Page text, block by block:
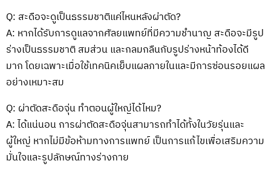
Q: สะดือจะดูเป็นธรรมชาติแค่ไหนหลังผ่าตัด?
A: หากได้รับการดูแลจากศัลยแพทย์ที่มีความชำนาญ สะดือจะมีรูป
ร่างเป็นธรรมชาติ สมส่วน และกลมกลืนกับรูปร่างหน้าท้องได้ดี
มาก โดยเฉพาะเมื่อใช้เทคนิคเย็บแผลภายในและมีการซ่อนรอยแผล
อย่างเหมาะสม
Q: ผ่าตัดสะดือจุ่น ทำตอนผู้ใหญ่ได้ไหม?
A: ได้แน่นอน การผ่าตัดสะดือจุ่นสามารถทำได้ทั้งในวัยรุ่นและ
ผู้ใหญ่ หากไม่มีข้อห้ามทางการแพทย์ เป็นการแก้ไขเพื่อเสริมความ
มั่นใจและรูปลักษณ์ทางร่างกาย